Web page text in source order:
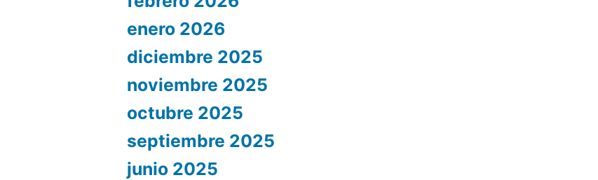
enero 2026
diciembre 2025
noviembre 2025
octubre 2025
septiembre 2025
junio 2025